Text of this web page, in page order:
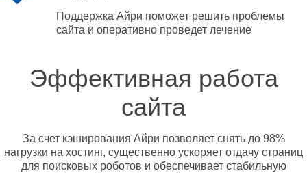
Поддержка Айри поможет решить проблемы
сайта и оперативно проведет лечение
Эффективная работа
сайта
За счет кэширования Айри позволяет снять до 98%
нагрузки на хостинг, существенно ускоряет отдачу страниц
для поисковых роботов и обеспечивает стабильную